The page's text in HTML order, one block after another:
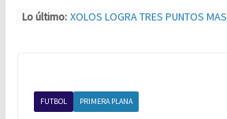
Lo último: XOLOS LOGRA TRES PUNTOS MAS
NUEVA ERA MAGFED SE CORONA EN
TORNEO DE PAINTBALL
FUTBOL PRIMERA PLANA